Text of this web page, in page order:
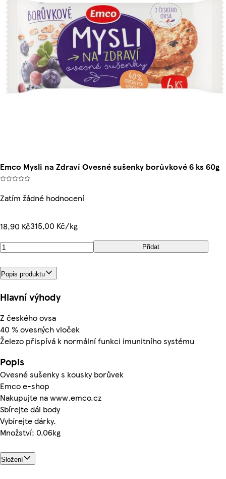
Emco Mysli na Zdraví Ovesné sušenky borůvkové 6 ks 60g
Zatím žádné hodnocení
18,90 Kč315,00 Kč/kg
Přidat
Popis produktu
Hlavní výhody
Z českého ovsa
40 % ovesných vloček
Železo přispívá k normální funkci imunitního systému
Popis
Ovesné sušenky s kousky borůvek
Emco e-shop
Nakupujte na www.emco.cz
Sbírejte dál body
Vybírejte dárky.
Množství: 0.06kg
Složení